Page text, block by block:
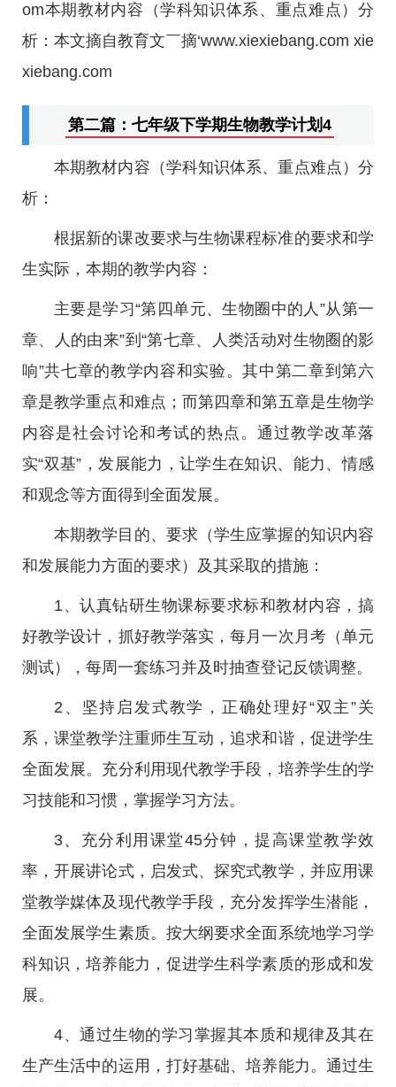
om本期教材内容（学科知识体系、重点难点）分
析：本文摘自教育文￣摘‘www.xiexiebang.com xie
xiebang.com
第二篇：七年级下学期生物教学计划4
本期教材内容（学科知识体系、重点难点）分
析：
根据新的课改要求与生物课程标准的要求和学
生实际，本期的教学内容：
主要是学习“第四单元、生物圈中的人”从第一
章、人的由来”到“第七章、人类活动对生物圈的影
响”共七章的教学内容和实验。其中第二章到第六
章是教学重点和难点；而第四章和第五章是生物学
内容是社会讨论和考试的热点。通过教学改革落
实“双基”，发展能力，让学生在知识、能力、情感
和观念等方面得到全面发展。
本期教学目的、要求（学生应掌握的知识内容
和发展能力方面的要求）及其采取的措施：
1、认真钻研生物课标要求标和教材内容，搞
好教学设计，抓好教学落实，每月一次月考（单元
测试），每周一套练习并及时抽查登记反馈调整。
2、坚持启发式教学，正确处理好“双主”关
系，课堂教学注重师生互动，追求和谐，促进学生
全面发展。充分利用现代教学手段，培养学生的学
习技能和习惯，掌握学习方法。
3、充分利用课堂45分钟，提高课堂教学效
率，开展讲论式，启发式、探究式教学，并应用课
堂教学媒体及现代教学手段，充分发挥学生潜能，
全面发展学生素质。按大纲要求全面系统地学习学
科知识，培养能力，促进学生科学素质的形成和发
展。
4、通过生物的学习掌握其本质和规律及其在
生产生活中的运用，打好基础、培养能力。通过生